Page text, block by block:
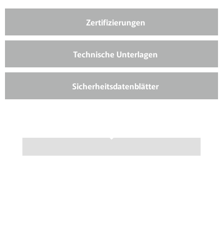
Zertifizierungen
Technische Unterlagen
Sicherheitsdatenblätter
Benötigen Sie Hilfe